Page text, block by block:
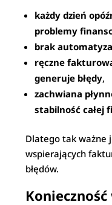
każdy dzień
problemy
brak
ręczne
generuje błędy,
zachwiana
stabilność całej
Dlatego tak ważne
wspierających
błędów.